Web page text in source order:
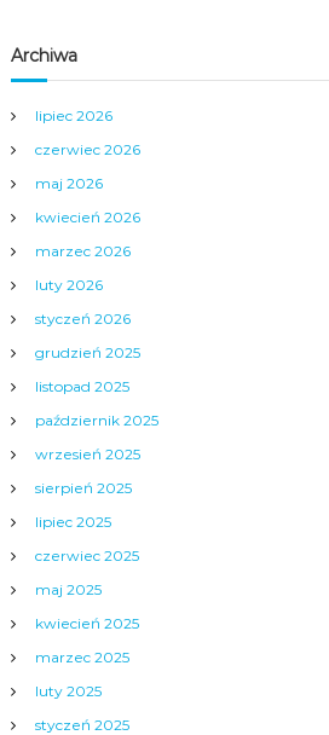
u
Archiwa
lipiec 2026
czerwiec 2026
maj 2026
kwiecień 2026
marzec 2026
luty 2026
styczeń 2026
grudzień 2025
listopad 2025
październik 2025
wrzesień 2025
sierpień 2025
lipiec 2025
czerwiec 2025
maj 2025
kwiecień 2025
marzec 2025
luty 2025
styczeń 2025